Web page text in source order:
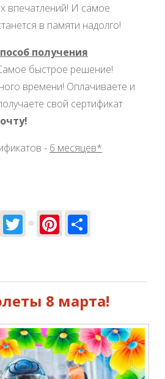
впечатлений! И самое
в памяти надолго!
получения
быстрое решение!
времени! Оплачиваете и
свой сертификат
- 6 месяцев*
Facebook
TwitterPinterest
8 марта!